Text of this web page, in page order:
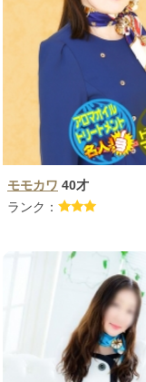
モモカワ 40才
ランク：
ヴィーブセ